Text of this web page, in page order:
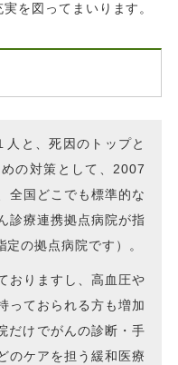
を図ってまいります。
と、死因のトップと
の対策として、2007
全国どこでも標準的な
診療連携拠点病院が指
の拠点病院です）。
おりますし、高血圧や
っておられる方も増加
だけでがんの診断・手
のケアを担う緩和医療